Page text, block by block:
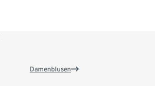
Damenblusen